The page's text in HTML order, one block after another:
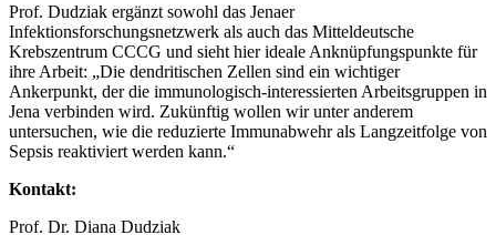
Prof. Dudziak ergänzt sowohl das Jenaer
Infektionsforschungsnetzwerk als auch das Mitteldeutsche
Krebszentrum CCCG und sieht hier ideale Anknüpfungspunkte für
ihre Arbeit: „Die dendritischen Zellen sind ein wichtiger
Ankerpunkt, der die immunologisch-interessierten Arbeitsgruppen in
Jena verbinden wird. Zukünftig wollen wir unter anderem
untersuchen, wie die reduzierte Immunabwehr als Langzeitfolge von
Sepsis reaktiviert werden kann.“
Kontakt:
Prof. Dr. Diana Dudziak